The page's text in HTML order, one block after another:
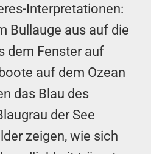
Interpretationen:
Bullauge aus auf die
dem Fenster auf
auf dem Ozean
das Blau des
der See
zeigen, wie sich